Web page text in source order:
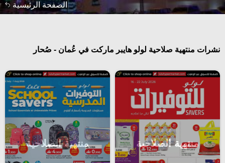
الصفحة الرئيسية
نشرات منتهية صلاحية لولو هايبر ماركت في عُمان - صُحار‎
منتهية الصلاحية منتهية الصلاحية